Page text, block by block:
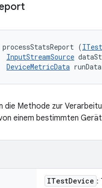
(
InputStreamSource
DeviceMetricData
die Methode zur
einem bestimmten
ITestDevice :